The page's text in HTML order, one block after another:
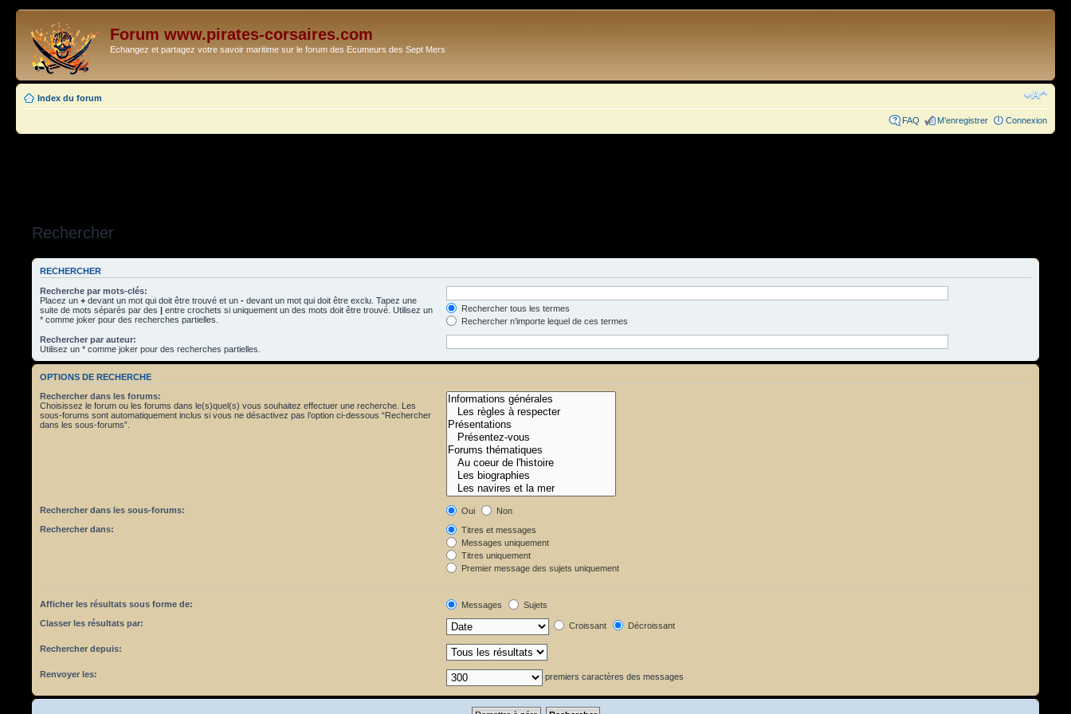
Forum www.pirates-corsaires.com
Echangez et partagez votre savoir maritime sur le forum des Ecumeurs des Sept Mers
Index du forum
FAQ M’enregistrer Connexion
Rechercher
RECHERCHER
Recherche par mots-clés:
Placez un + devant un mot qui doit être trouvé et un - devant un mot qui doit être exclu. Tapez une
suite de mots séparés par des | entre crochets si uniquement un des mots doit être trouvé. Utilisez un
* comme joker pour des recherches partielles.
Rechercher tous les termes
Rechercher n’importe lequel de ces termes
Rechercher par auteur:
Utilisez un * comme joker pour des recherches partielles.
OPTIONS DE RECHERCHE
Rechercher dans les forums:
Choisissez le forum ou les forums dans le(s)quel(s) vous souhaitez effectuer une recherche. Les
sous-forums sont automatiquement inclus si vous ne désactivez pas l’option ci-dessous “Rechercher
dans les sous-forums”.
Rechercher dans les sous-forums: Oui
Non
Rechercher dans:
Titres et messages
Messages uniquement
Titres uniquement
Premier message des sujets uniquement
Afficher les résultats sous forme de: Messages
Sujets
Classer les résultats par:
Croissant Décroissant
Rechercher depuis:
Renvoyer les: premiers caractères des messages